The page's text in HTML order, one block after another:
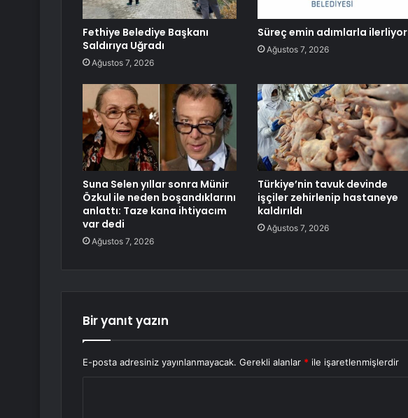
Fethiye Belediye Başkanı
Saldırıya Uğradı
Ağustos 7, 2026
Süreç emin adımlarla ilerliyor
Ağustos 7, 2026
Suna Selen yıllar sonra Münir
Özkul ile neden boşandıklarını
anlattı: Taze kana ihtiyacım
var dedi
Ağustos 7, 2026
Türkiye’nin tavuk devinde
işçiler zehirlenip hastaneye
kaldırıldı
Ağustos 7, 2026
Bir yanıt yazın
E-posta adresiniz yayınlanmayacak. Gerekli alanlar * ile işaretlenmişlerdir